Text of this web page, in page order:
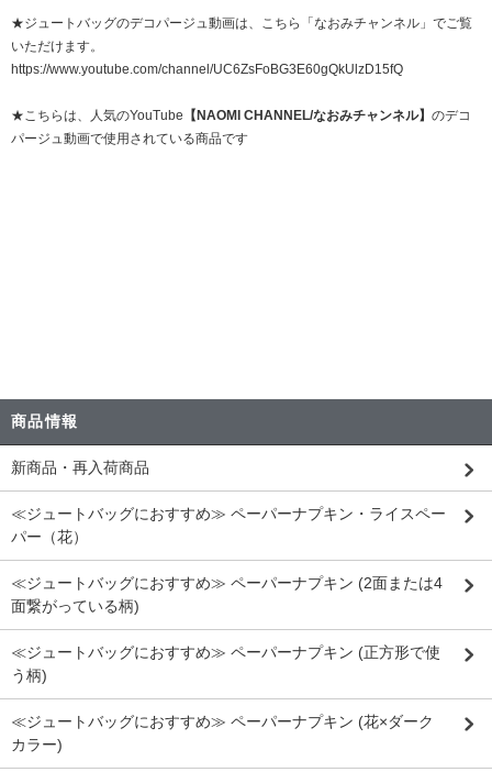
★ジュートバッグのデコパージュ動画は、こちら「なおみチャンネル」でご覧
いただけます。
https://www.youtube.com/channel/UC6ZsFoBG3E60gQkUlzD15fQ
★こちらは、人気のYouTube 【NAOMI CHANNEL/なおみチャンネル】 のデコ
パージュ動画で使用されている商品です
商品情報
新商品・再入荷商品
≪ジュートバッグにおすすめ≫ ペーパーナプキン・ライスペー
パー（花）
≪ジュートバッグにおすすめ≫ ペーパーナプキン (2面または4
面繋がっている柄)
≪ジュートバッグにおすすめ≫ ペーパーナプキン (正方形で使
う柄)
≪ジュートバッグにおすすめ≫ ペーパーナプキン (花×ダーク
カラー)